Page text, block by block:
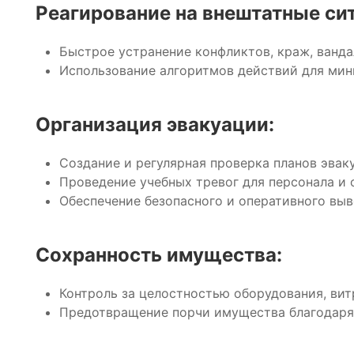
Реагирование на внештатные
Быстрое устранение конфликтов, краж,
Использование алгоритмов действий для
Организация эвакуации:
Создание и регулярная проверка планов
Проведение учебных тревог для персонала и
Обеспечение безопасного и оперативного
Сохранность имущества:
Контроль за целостностью оборудования,
Предотвращение порчи имущества